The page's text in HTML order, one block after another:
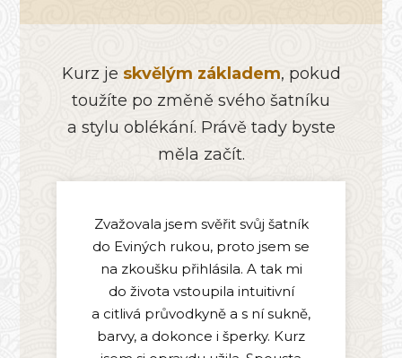
Kurz je skvělým základem, pokud
toužíte po změně svého šatníku
a stylu oblékání. Právě tady byste
měla začít.
Zvažovala jsem svěřit svůj šatník
do Eviných rukou, proto jsem se
na zkoušku přihlásila. A tak mi
do života vstoupila intuitivní
a citlivá průvodkyně a s ní sukně,
barvy, a dokonce i šperky. Kurz